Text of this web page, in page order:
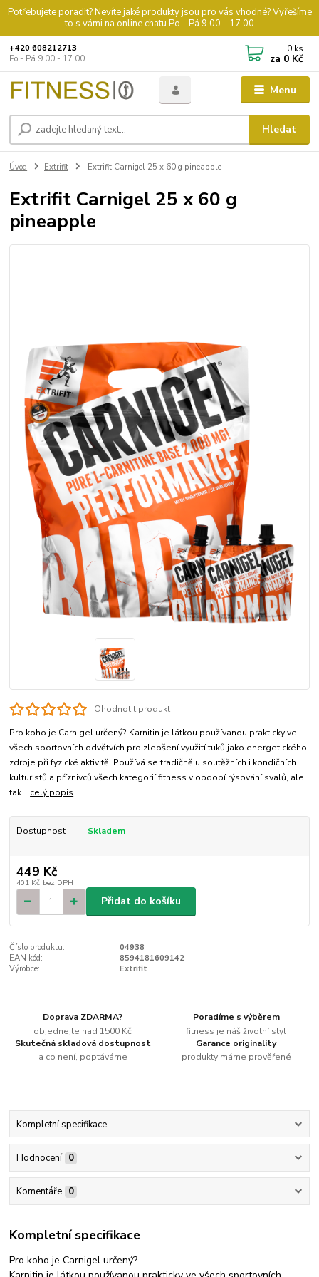
Potřebujete poradit? Nevíte jaké produkty jsou pro vás vhodné? Vyřešíme
to s vámi na online chatu Po - Pá 9.00 - 17.00
Menu
Hledat
+420 608212713
Po - Pá 9.00 - 17.00
0 ks
za 0 Kč
Úvod Extrifit Extrifit Carnigel 25 x 60 g pineapple
Extrifit Carnigel 25 x 60 g
pineapple
Ohodnotit produkt
Pro koho je Carnigel určený? Karnitin je látkou používanou prakticky ve
všech sportovních odvětvích pro zlepšení využití tuků jako energetického
zdroje při fyzické aktivitě. Používá se tradičně u soutěžních i kondičních
kulturistů a příznivců všech kategorií fitness v období rýsování svalů, ale
tak... celý popis
Dostupnost Skladem
449 Kč
401 Kč bez DPH
Přidat do košíku
Číslo produktu:
04938
EAN kód:
8594181609142
Výrobce:
Extrifit
Doprava ZDARMA?
objednejte nad 1500 Kč
Poradíme s výběrem
fitness je náš životní styl
Skutečná skladová dostupnost
a co není, poptáváme
Garance originality
produkty máme prověřené
Kompletní specifikace
Hodnocení 0
Komentáře 0
Kompletní specifikace
Pro koho je Carnigel určený?